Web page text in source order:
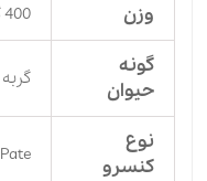
وزن 400 گرم
گونه
حیوان
گربه
نوع
کنسرو
Pate